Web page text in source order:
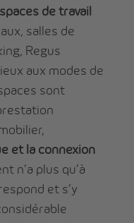
de travail
salles de
Regus
aux modes de
sont
et la connexion
n’a plus qu’à
et s’y